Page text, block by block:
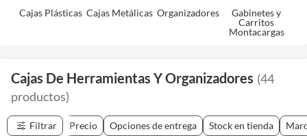
Cajas Plásticas Cajas Metálicas Organizadores
Gabinetes y
Carritos
Montacargas
Cajas De Herramientas Y Organizadores (44
productos)
Filtrar Precio Opciones de entrega Stock en tienda